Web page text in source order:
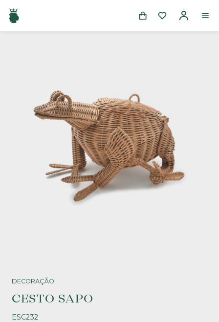
DECORAÇÃO
CESTO SAPO
ESC232